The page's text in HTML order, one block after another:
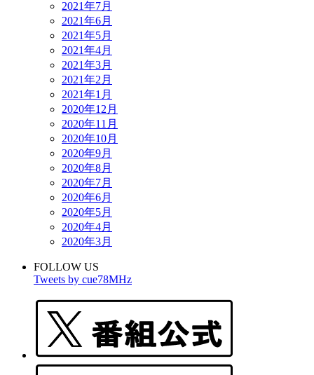
2021年7月
2021年6月
2021年5月
2021年4月
2021年3月
2021年2月
2021年1月
2020年12月
2020年11月
2020年10月
2020年9月
2020年8月
2020年7月
2020年6月
2020年5月
2020年4月
2020年3月
FOLLOW US
Tweets by cue78MHz